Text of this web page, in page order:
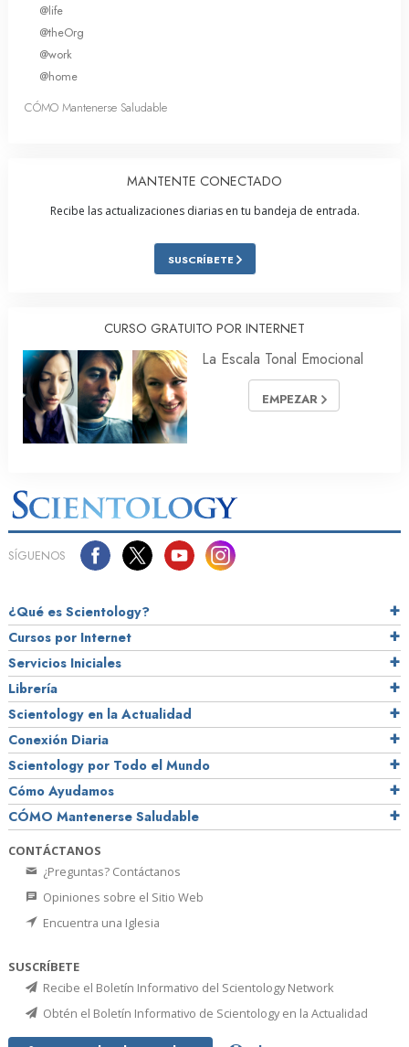
@life
@theOrg
@work
@home
CÓMO Mantenerse Saludable
MANTENTE CONECTADO
Recibe las actualizaciones diarias en tu bandeja de entrada.
SUSCRÍBETE
CURSO GRATUITO POR INTERNET
La Escala Tonal Emocional
EMPEZAR
SÍGUENOS
¿Qué es Scientology?
Cursos por Internet
Servicios Iniciales
Librería
Scientology en la Actualidad
Conexión Diaria
Scientology por Todo el Mundo
Cómo Ayudamos
CÓMO Mantenerse Saludable
CONTÁCTANOS
¿Preguntas? Contáctanos
Opiniones sobre el Sitio Web
Encuentra una Iglesia
SUSCRÍBETE
Recibe el Boletín Informativo del Scientology Network
Obtén el Boletín Informativo de Scientology en la Actualidad